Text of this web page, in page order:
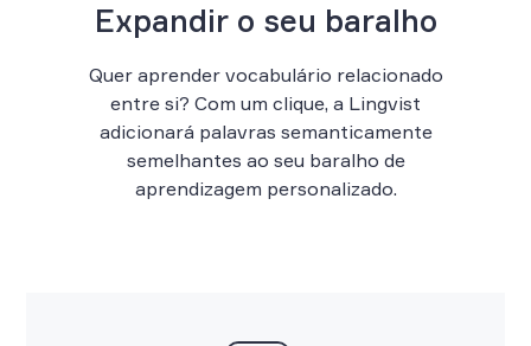
Expandir o seu baralho
Quer aprender vocabulário relacionado
entre si? Com um clique, a Lingvist
adicionará palavras semanticamente
semelhantes ao seu baralho de
aprendizagem personalizado.